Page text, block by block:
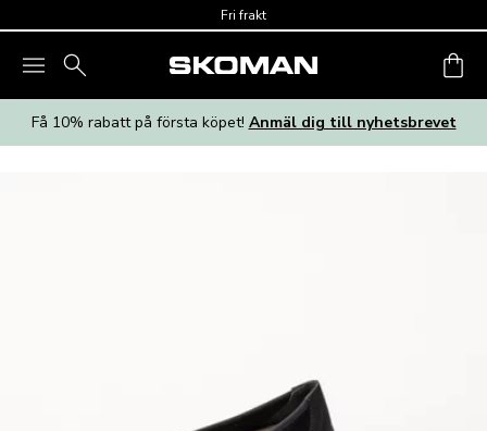
Fri frakt
Få 10% rabatt på första köpet! Anmäl dig till nyhetsbrevet